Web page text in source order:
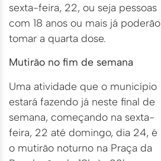
sexta-feira, 22, ou seja pessoas
com 18 anos ou mais já poderão
tomar a quarta dose.
Mutirão no fim de semana
Uma atividade que o município
estará fazendo já neste final de
semana, começando na sexta-
feira, 22 até domingo, dia 24, é
o mutirão noturno na Praça da